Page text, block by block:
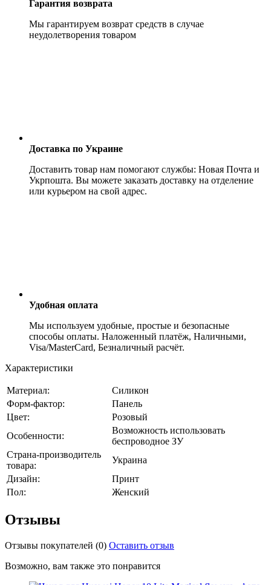
Гарантия возврата
Мы гарантируем возврат средств в случае
неудолетворения товаром
Доставка по Украине
Доставить товар нам помогают службы: Новая Почта и
Укрпошта. Вы можете заказать доставку на отделение
или курьером на свой адрес.
Удобная оплата
Мы используем удобные, простые и безопасные
способы оплаты. Наложенный платёж, Наличными,
Visa/MasterCard, Безналичный расчёт.
Характеристики
Материал:
Силикон
Форм-фактор:
Панель
Цвет:
Розовый
Особенности:
Возможность использовать
беспроводное ЗУ
Страна-производитель
товара:
Украина
Дизайн:
Принт
Пол:
Женский
Отзывы
Отзывы покупателей (0) Оставить отзыв
Возможно, вам также это понравится